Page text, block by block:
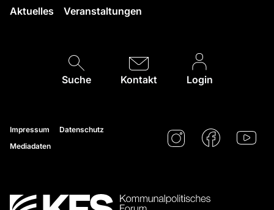
Aktuelles Veranstaltungen
Suche Kontakt Login
Impressum
Datenschutz
Mediadaten